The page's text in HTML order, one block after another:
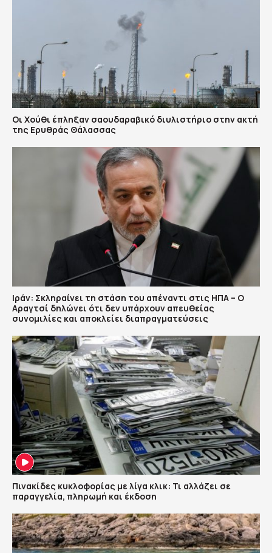
Οι Χούθι έπληξαν σαουδαραβικό διυλιστήριο στην ακτή
της Ερυθράς Θάλασσας
Ιράν: Σκληραίνει τη στάση του απέναντι στις ΗΠΑ – Ο
Αραγτσί δηλώνει ότι δεν υπάρχουν απευθείας
συνομιλίες και αποκλείει διαπραγματεύσεις
Πινακίδες κυκλοφορίας με λίγα κλικ: Τι αλλάζει σε
παραγγελία, πληρωμή και έκδοση